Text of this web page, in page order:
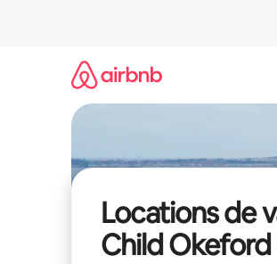
Locations de
Child Okeford